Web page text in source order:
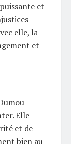
et
elle, la
et
Elle
et de
bien au